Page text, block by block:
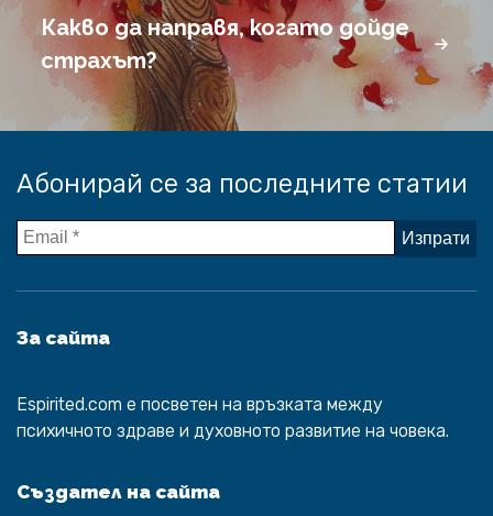
Какво да направя, когато дойде
страхът?
Абонирай се за последните статии
За сайта
Espirited.com e посветен на връзката между
психичното здраве и духовното развитие на човека.
Създател на сайта